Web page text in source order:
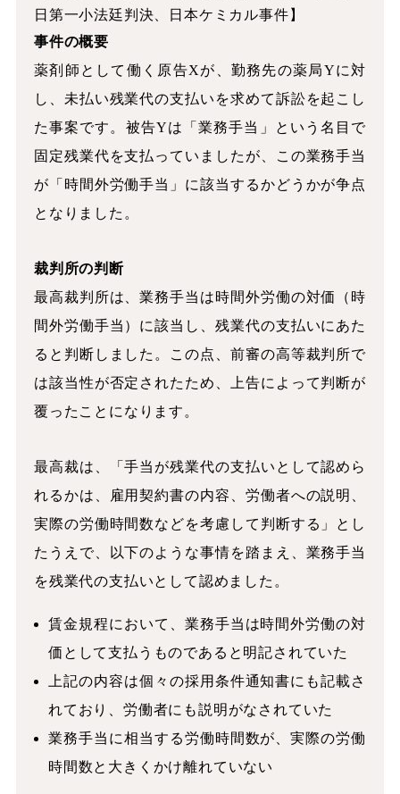
日第一小法廷判決、日本ケミカル事件】
事件の概要
薬剤師として働く原告Xが、勤務先の薬局Yに対
し、未払い残業代の支払いを求めて訴訟を起こし
た事案です。被告Yは「業務手当」という名目で
固定残業代を支払っていましたが、この業務手当
が「時間外労働手当」に該当するかどうかが争点
となりました。
裁判所の判断
最高裁判所は、業務手当は時間外労働の対価（時
間外労働手当）に該当し、残業代の支払いにあた
ると判断しました。この点、前審の高等裁判所で
は該当性が否定されたため、上告によって判断が
覆ったことになります。
最高裁は、「手当が残業代の支払いとして認めら
れるかは、雇用契約書の内容、労働者への説明、
実際の労働時間数などを考慮して判断する」とし
たうえで、以下のような事情を踏まえ、業務手当
を残業代の支払いとして認めました。
賃金規程において、業務手当は時間外労働の対
価として支払うものであると明記されていた
上記の内容は個々の採用条件通知書にも記載さ
れており、労働者にも説明がなされていた
業務手当に相当する労働時間数が、実際の労働
時間数と大きくかけ離れていない